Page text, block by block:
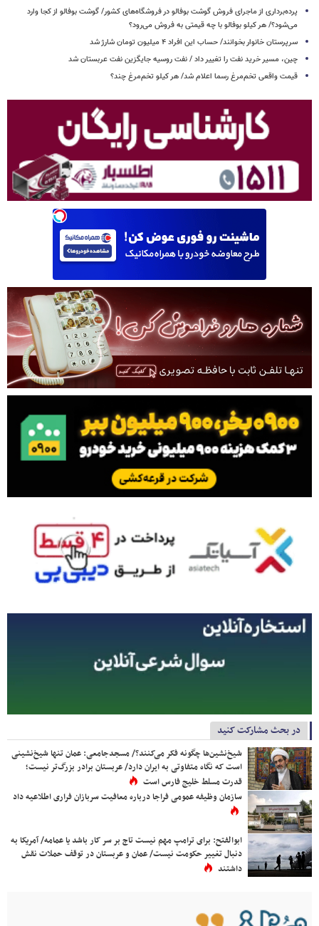
پرده‌برداری از ماجرای فروش گوشت بوفالو در فروشگاه‌های کشور/ گوشت بوفالو از کجا وارد
می‌شود؟/ هر کیلو بوفالو با چه قیمتی به فروش می‌رود؟
سرپرستان خانوار بخوانند/ حساب این افراد ۴ میلیون تومان شارژ شد
چین، مسیر خرید نفت را تغییر داد / نفت روسیه جایگزین نفت عربستان شد
قیمت واقعی تخم‌مرغ رسما اعلام شد/ هر کیلو تخم‌مرغ چند؟
در بحث مشارکت کنید
شیخ‌نشین‌ها چگونه فکر می‌کنند؟/ مسجدجامعی: عمان تنها شیخ‌نشینی
است که نگاه متفاوتی به ایران دارد/ عربستان برادر بزرگ‌تر نیست؛
قدرت مسلط خلیج فارس است
سازمان وظیفه عمومی فراجا درباره معافیت سربازان فراری اطلاعیه داد
ابوالفتح: برای ترامپ مهم نیست تاج بر سر کار باشد یا عمامه/ آمریکا به
دنبال تغییر حکومت نیست/ عمان و عربستان در توقف حملات نقش
داشتند